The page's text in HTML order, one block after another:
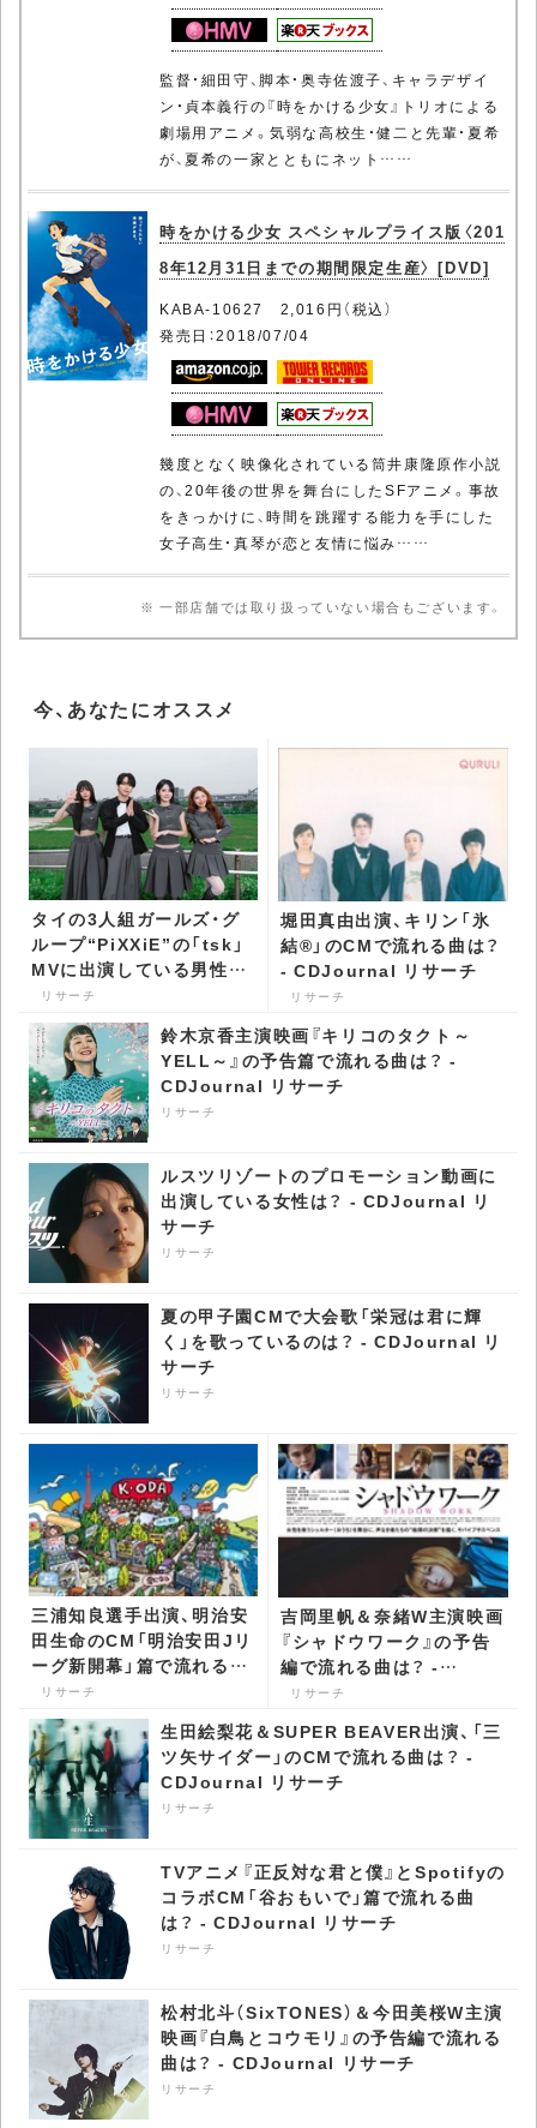
監督・細田守、脚本・奥寺佐渡子、キャラデザイ
ン・貞本義行の『時をかける少女』トリオによる
劇場用アニメ。気弱な高校生・健二と先輩・夏希
が、夏希の一家とともにネット……
時をかける少女 スペシャルプライス版〈201
8年12月31日までの期間限定生産〉 [DVD]
KABA-10627 2,016円（税込）
発売日：2018/07/04
幾度となく映像化されている筒井康隆原作小説
の、20年後の世界を舞台にしたSFアニメ。事故
をきっかけに、時間を跳躍する能力を手にした
女子高生・真琴が恋と友情に悩み……
※ 一部店舗では取り扱っていない場合もございます。
今、あなたにオススメ
タイの3人組ガールズ・グ
ループ“PiXXiE”の「tsk」
MVに出演している男性
は？ - CDJournal リサー
チ
リサーチ
堀田真由出演、キリン「氷
結®」のCMで流れる曲は？
- CDJournal リサーチ
リサーチ
鈴木京香主演映画『キリコのタクト～
YELL～』の予告篇で流れる曲は？ -
CDJournal リサーチ
リサーチ
ルスツリゾートのプロモーション動画に
出演している女性は？ - CDJournal リ
サーチ
リサーチ
夏の甲子園CMで大会歌「栄冠は君に輝
く」を歌っているのは？ - CDJournal リ
サーチ
リサーチ
三浦知良選手出演、明治安
田生命のCM「明治安田Jリ
ーグ新開幕」篇で流れる曲
は？ - CDJournal リサー
チ
リサーチ
吉岡里帆＆奈緒W主演映画
『シャドウワーク』の予告
編で流れる曲は？ -
CDJournal リサーチ
リサーチ
生田絵梨花＆SUPER BEAVER出演、「三
ツ矢サイダー」のCMで流れる曲は？ -
CDJournal リサーチ
リサーチ
TVアニメ『正反対な君と僕』とSpotifyの
コラボCM「谷おもいで」篇で流れる曲
は？ - CDJournal リサーチ
リサーチ
松村北斗（SixTONES）＆今田美桜W主演
映画『白鳥とコウモリ』の予告編で流れる
曲は？ - CDJournal リサーチ
リサーチ